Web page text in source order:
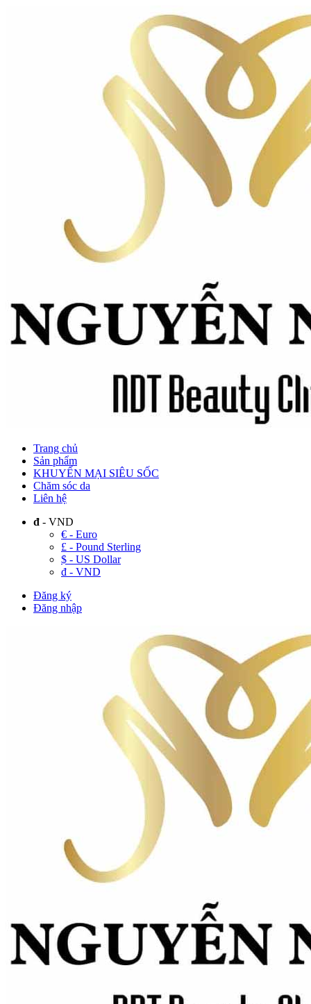
Trang chủ
Sản phẩm
KHUYẾN MẠI SIÊU SỐC
Chăm sóc da
Liên hệ
đ - VND
€ - Euro
£ - Pound Sterling
$ - US Dollar
đ - VND
Đăng ký
Đăng nhập